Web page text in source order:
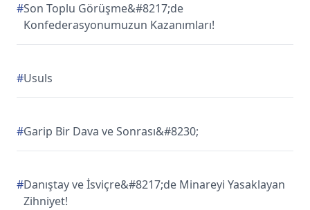
#Son Toplu Görüşme&#8217;de
Konfederasyonumuzun Kazanımları!
#Usuls
#Garip Bir Dava ve Sonrası&#8230;
#Danıştay ve İsviçre&#8217;de Minareyi Yasaklayan
Zihniyet!